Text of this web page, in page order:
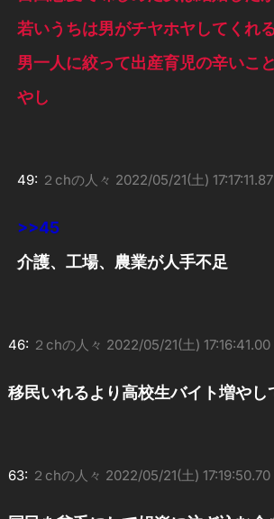
若いうちは男がチヤホヤしてくれ
男一人に絞って出産育児の辛いこ
やし
49: ２chの人々 2022/05/21(土)
>>45
介護、工場、農業が人手不足
46: ２chの人々 2022/05/21(土)
移民いれるより高校生バイト増やし
63: ２chの人々 2022/05/21(土)